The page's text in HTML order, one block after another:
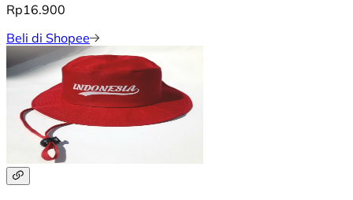
Rp16.900
Beli di Shopee